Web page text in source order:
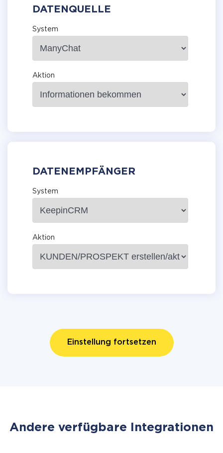
DATENQUELLE
System
Aktion
DATENEMPFÄNGER
System
Aktion
Einstellung fortsetzen
Andere verfügbare Integrationen